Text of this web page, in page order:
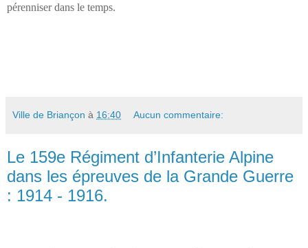
pérenniser dans le temps.
Ville de Briançon à 16:40 Aucun commentaire:
Le 159e Régiment d’Infanterie Alpine
dans les épreuves de la Grande Guerre
: 1914 - 1916.